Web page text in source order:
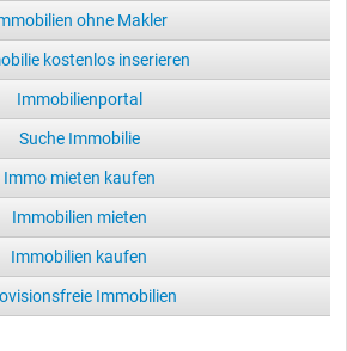
ohne Makler
kostenlos inserieren
Immobilienportal
Suche Immobilie
Immo mieten kaufen
Immobilien mieten
Immobilien kaufen
Immobilien